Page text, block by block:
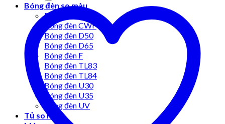
Bóng đèn so màu
Bóng đèn A
Bóng đèn CWF
Bóng đèn D50
Bóng đèn D65
Bóng đèn F
Bóng đèn TL83
Bóng đèn TL84
Bóng đèn U30
Bóng đèn U35
Bóng đèn UV
Tủ so màu